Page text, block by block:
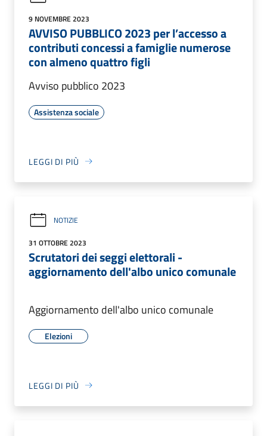
9 NOVEMBRE 2023
AVVISO PUBBLICO 2023 per l’accesso a
contributi concessi a famiglie numerose
con almeno quattro figli
Avviso pubblico 2023
Assistenza sociale
LEGGI DI PIÙ
NOTIZIE
31 OTTOBRE 2023
Scrutatori dei seggi elettorali -
aggiornamento dell'albo unico comunale
Aggiornamento dell'albo unico comunale
Elezioni
LEGGI DI PIÙ